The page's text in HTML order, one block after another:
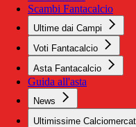
Scambi Fantacalcio
Ultime dai Campi
Voti Fantacalcio
Asta Fantacalcio
Guida all'asta
News
Ultimissime